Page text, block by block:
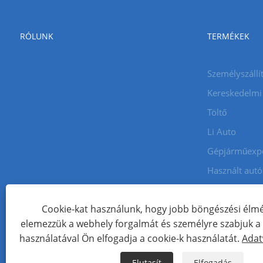
RÓLUNK TERMÉKEK
Töltő
Li Auto
Használt
Copyright © 2024 Xiamen Aecoauto Technology Co., Ltd.
WEBOLDAL TECHNIKAI TÁMOGATÁS:
TIANYU HÁLÓZAT Jack
XML Adatvédelmi szabályzat
Cookie-kat használunk, hogy jobb böngészési
elemezzük a webhely forgalmát és személyre szabjuk
használatával Ön elfogadja a cookie-k használatát.